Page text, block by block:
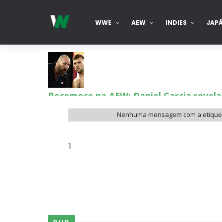
WWE AEW INDIES
Recomeço na AEW: Daniel Garcia
SCSA867-Aug 07 2026
Drama no SummerSlam 2026: WWE
SCSA867
Nenhuma mensagem com a
1